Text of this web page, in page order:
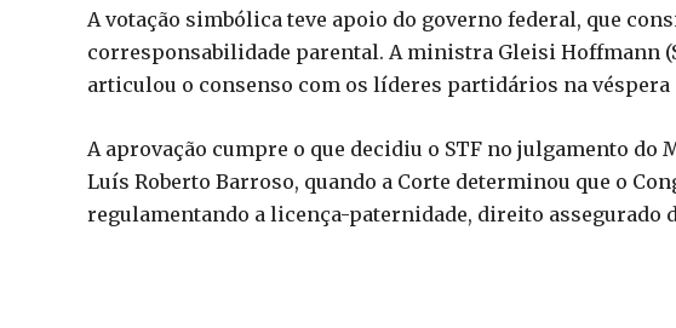
A votação simbólica teve apoio do governo federal, que
corresponsabilidade parental. A ministra Gleisi Hoffmann
articulou o consenso com os líderes partidários na véspera
A aprovação cumpre o que decidiu o STF no julgamento do
Luís Roberto Barroso, quando a Corte determinou que o
regulamentando a licença-paternidade, direito assegurado